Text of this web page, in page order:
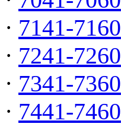
· 7141-7160
· 7241-7260
· 7341-7360
· 7441-7460